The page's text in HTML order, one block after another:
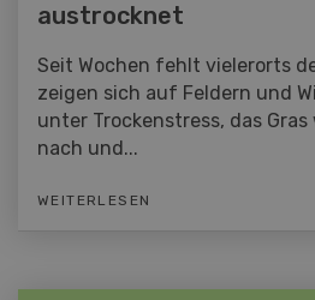
austrocknet
Seit Wochen fehlt vielerorts
zeigen sich auf Feldern und
unter Trockenstress, das
nach und...
WEITERLESEN